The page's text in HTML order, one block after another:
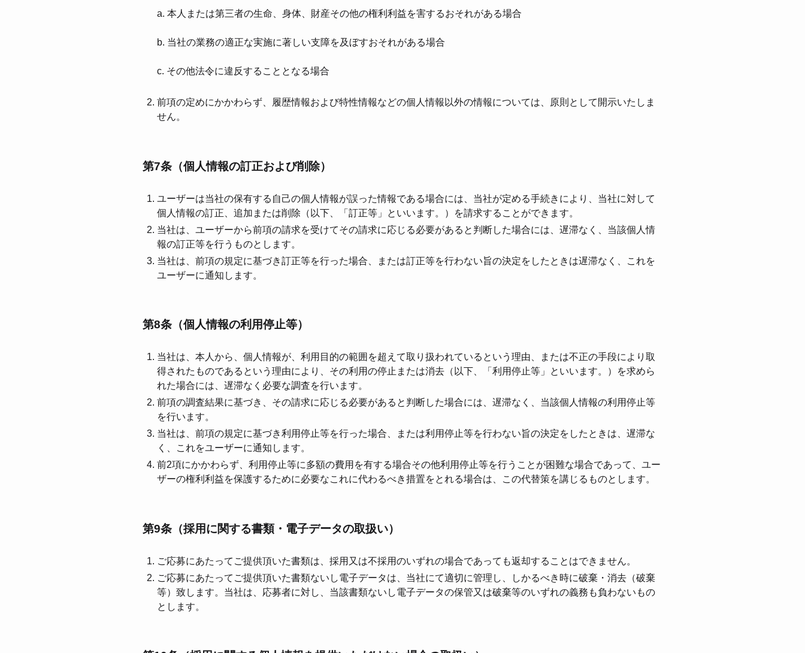
a. 本⼈または第三者の⽣命、⾝体、財産その他の権利利益を害するおそれがある場合
b. 当社の業務の適正な実施に著しい⽀障を及ぼすおそれがある場合
c. その他法令に違反することとなる場合
前項の定めにかかわらず、履歴情報および特性情報などの個⼈情報以外の情報については、原則として開⽰いたしま
せん。
第7条（個⼈情報の訂正および削除）
ユーザーは当社の保有する⾃⼰の個⼈情報が誤った情報である場合には、当社が定める⼿続きにより、当社に対して
個⼈情報の訂正、追加または削除（以下、「訂正等」といいます。）を請求することができます。
当社は、ユーザーから前項の請求を受けてその請求に応じる必要があると判断した場合には、遅滞なく、当該個⼈情
報の訂正等を⾏うものとします。
当社は、前項の規定に基づき訂正等を⾏った場合、または訂正等を⾏わない旨の決定をしたときは遅滞なく、これを
ユーザーに通知します。
第8条（個⼈情報の利⽤停⽌等）
当社は、本⼈から、個⼈情報が、利⽤⽬的の範囲を超えて取り扱われているという理由、または不正の⼿段により取
得されたものであるという理由により、その利⽤の停⽌または消去（以下、「利⽤停⽌等」といいます。）を求めら
れた場合には、遅滞なく必要な調査を⾏います。
前項の調査結果に基づき、その請求に応じる必要があると判断した場合には、遅滞なく、当該個⼈情報の利⽤停⽌等
を⾏います。
当社は、前項の規定に基づき利⽤停⽌等を⾏った場合、または利⽤停⽌等を⾏わない旨の決定をしたときは、遅滞な
く、これをユーザーに通知します。
前2項にかかわらず、利⽤停⽌等に多額の費⽤を有する場合その他利⽤停⽌等を⾏うことが困難な場合であって、ユー
ザーの権利利益を保護するために必要なこれに代わるべき措置をとれる場合は、この代替策を講じるものとします。
第9条（採⽤に関する書類・電⼦データの取扱い）
ご応募にあたってご提供頂いた書類は、採⽤⼜は不採⽤のいずれの場合であっても返却することはできません。
ご応募にあたってご提供頂いた書類ないし電⼦データは、当社にて適切に管理し、しかるべき時に破棄・消去（破棄
等）致します。当社は、応募者に対し、当該書類ないし電⼦データの保管⼜は破棄等のいずれの義務も負わないもの
とします。